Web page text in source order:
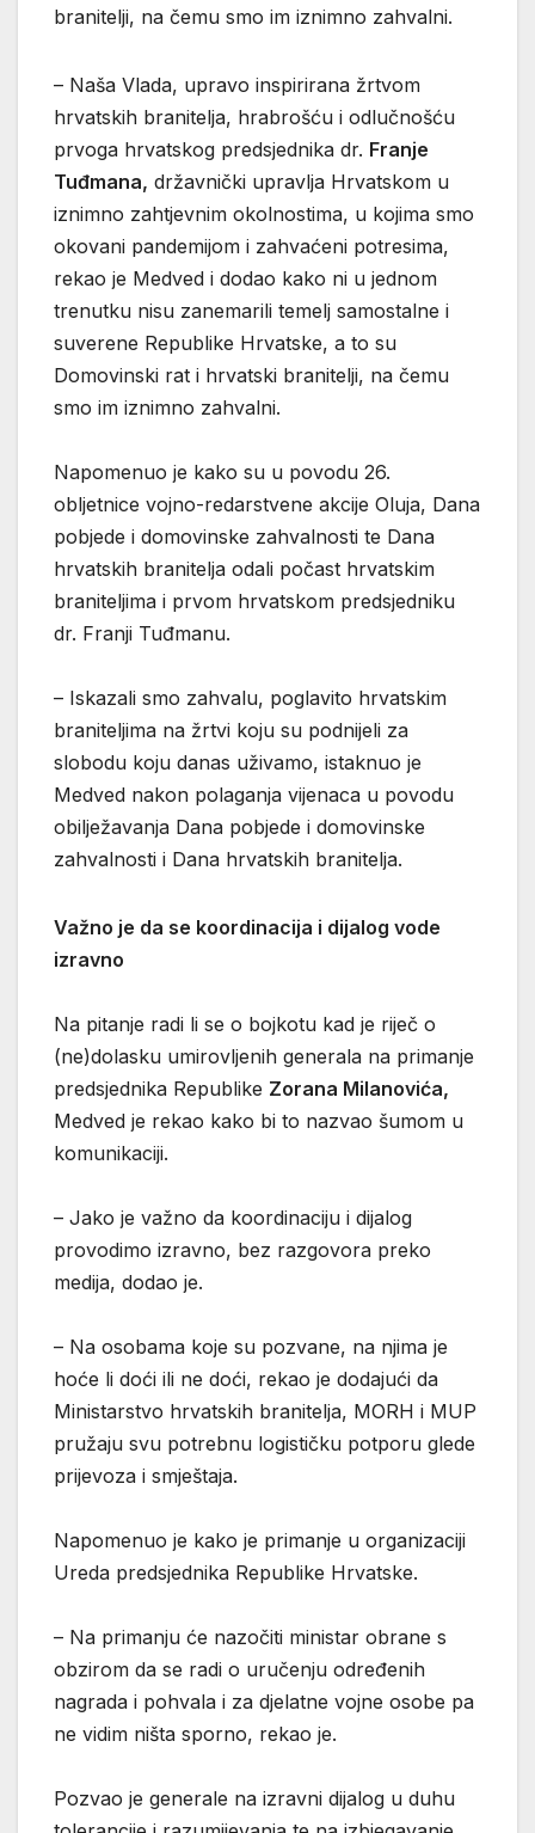
branitelji, na čemu smo im iznimno zahvalni.
– Naša Vlada, upravo inspirirana žrtvom
hrvatskih branitelja, hrabrošću i odlučnošću
prvoga hrvatskog predsjednika dr. Franje
Tuđmana, državnički upravlja Hrvatskom u
iznimno zahtjevnim okolnostima, u kojima smo
okovani pandemijom i zahvaćeni potresima,
rekao je Medved i dodao kako ni u jednom
trenutku nisu zanemarili temelj samostalne i
suverene Republike Hrvatske, a to su
Domovinski rat i hrvatski branitelji, na čemu
smo im iznimno zahvalni.
Napomenuo je kako su u povodu 26.
obljetnice vojno-redarstvene akcije Oluja, Dana
pobjede i domovinske zahvalnosti te Dana
hrvatskih branitelja odali počast hrvatskim
braniteljima i prvom hrvatskom predsjedniku
dr. Franji Tuđmanu.
– Iskazali smo zahvalu, poglavito hrvatskim
braniteljima na žrtvi koju su podnijeli za
slobodu koju danas uživamo, istaknuo je
Medved nakon polaganja vijenaca u povodu
obilježavanja Dana pobjede i domovinske
zahvalnosti i Dana hrvatskih branitelja.
Važno je da se koordinacija i dijalog vode
izravno
Na pitanje radi li se o bojkotu kad je riječ o
(ne)dolasku umirovljenih generala na primanje
predsjednika Republike Zorana Milanovića,
Medved je rekao kako bi to nazvao šumom u
komunikaciji.
– Jako je važno da koordinaciju i dijalog
provodimo izravno, bez razgovora preko
medija, dodao je.
– Na osobama koje su pozvane, na njima je
hoće li doći ili ne doći, rekao je dodajući da
Ministarstvo hrvatskih branitelja, MORH i MUP
pružaju svu potrebnu logističku potporu glede
prijevoza i smještaja.
Napomenuo je kako je primanje u organizaciji
Ureda predsjednika Republike Hrvatske.
– Na primanju će nazočiti ministar obrane s
obzirom da se radi o uručenju određenih
nagrada i pohvala i za djelatne vojne osobe pa
ne vidim ništa sporno, rekao je.
Pozvao je generale na izravni dijalog u duhu